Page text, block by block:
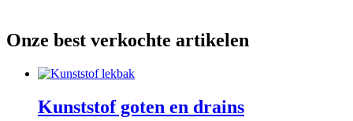
Onze best verkochte artikelen
Kunststof goten en drains